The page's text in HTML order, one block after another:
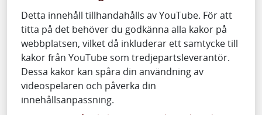
Detta innehåll tillhandahålls av YouTube. För att
titta på det behöver du godkänna alla kakor på
webbplatsen, vilket då inkluderar ett samtycke till
kakor från YouTube som tredjepartsleverantör.
Dessa kakor kan spåra din användning av
videospelaren och påverka din
innehållsanpassning.